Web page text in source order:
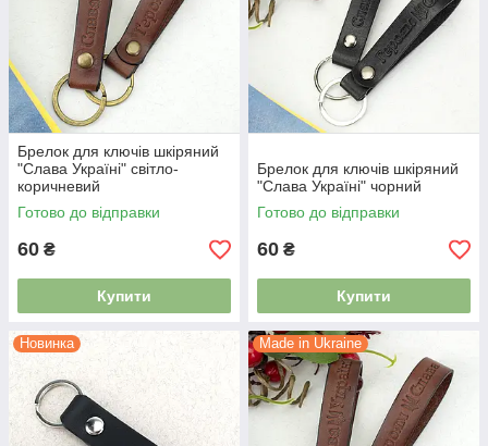
Брелок для ключів шкіряний
"Слава Україні" світло-
коричневий
Готово до відправки
60 ₴
Купити
Брелок для ключів шкіряний
"Слава Україні" чорний
Готово до відправки
60 ₴
Купити
Новинка Made in Ukraine